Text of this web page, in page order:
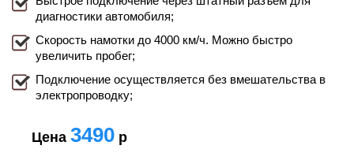
диагностики автомобиля;
Скорость намотки до 4000 км/ч. Можно быстро
увеличить пробег;
Подключение осуществляется без вмешательства в
электропроводку;
Цена 3490 р